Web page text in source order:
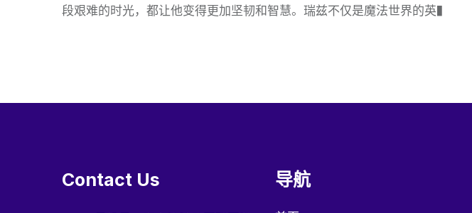
段艰难的时光，都让他变得更加坚韧和智慧。瑞兹不仅是魔法世界的英�
Contact Us 导航